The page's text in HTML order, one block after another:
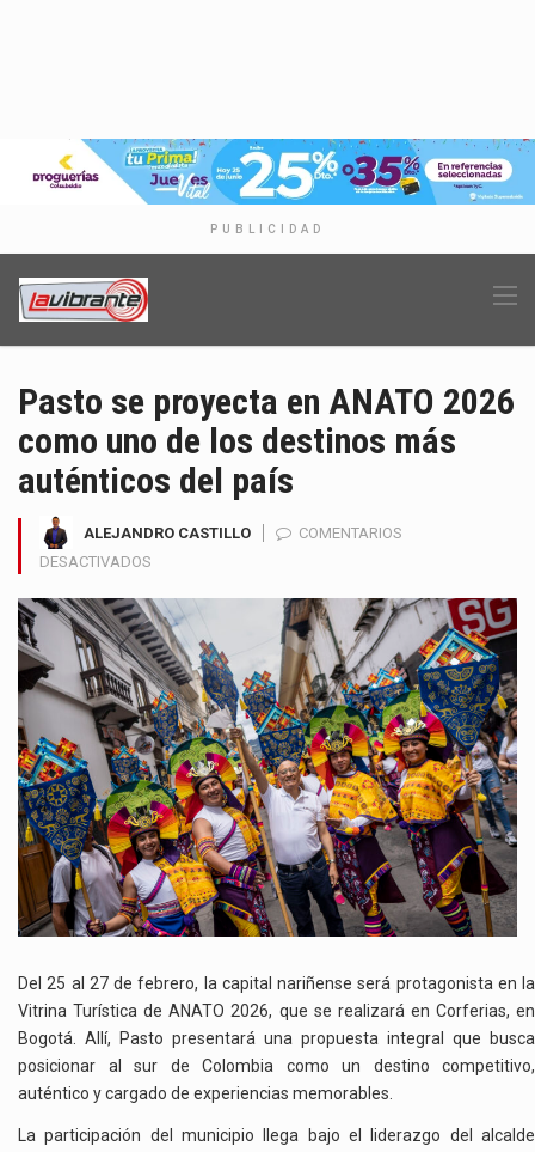
PUBLICIDAD
Pasto se proyecta en ANATO 2026
como uno de los destinos más
auténticos del país
ALEJANDRO CASTILLO
COMENTARIOS
DESACTIVADOS
SE
PROYECTA
EN
ANATO
2026
COMO
UNO
DE
LOS
DESTINOS
MÁS
AUTÉNTICOS
DEL
PAÍS
Del 25 al 27 de febrero, la capital nariñense será protagonista en la
Vitrina Turística deANATO 2026, que se realizará en Corferias, en
Bogotá. Allí,
Pasto presentará una propuesta integral que busca
posicionar al sur de Colombia como un destino competitivo,
auténtico y cargado de experiencias memorables.
La participación del municipio llega bajo el liderazgo del alcalde